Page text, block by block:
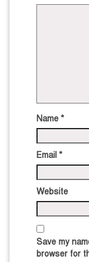
Name *
Email *
Website
Save my
browser for